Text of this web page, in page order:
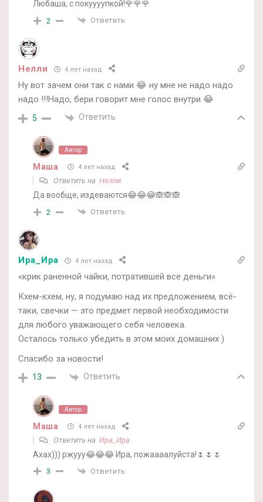
Любаша, с покуууупкой!🌹🌹🌹
2 Ответить
Нелли 4 лет назад
Ну вот зачем они так с нами 😂 ну мне не надо надо
надо !!!Надо, бери говорит мне голос внутри 😂
5 Ответить
Автор
Маша 4 лет назад
Ответить на Нелли
Да вообще, издеваются😂😂😂🙈🙈🙈
2 Ответить
Ира_Ира 4 лет назад
«крик раненной чайки, потратившей все деньги»
Кхем-кхем, ну, я подумаю над их предложением, всё-
таки, свечки — это предмет первой необходимости
для любого уважающего себя человека.
Осталось только убедить в этом моих домашних )
Спасибо за новости!
13 Ответить
Автор
Маша 4 лет назад
Ответить на Ира_Ира
Ахах))) ржууу😂😂😂 Ира, пожаааалуйста!🌷🌷🌷
3 Ответить